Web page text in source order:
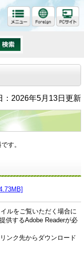
2026年5月13日更新
す。
ルをご覧いただく場合に
供するAdobe Readerが必
ンク先からダウンロード